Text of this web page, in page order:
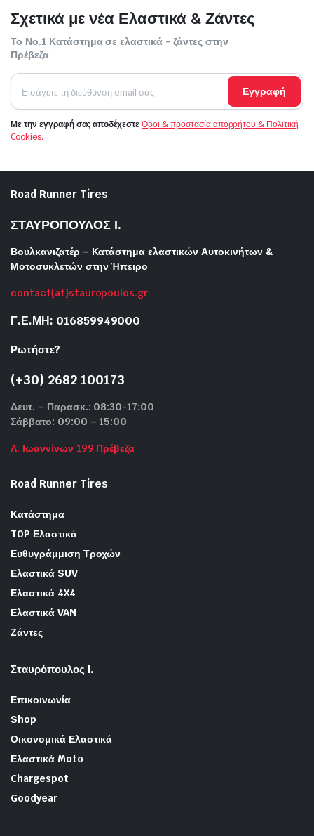
Σχετικά με νέα Ελαστικά & Ζάντες
Το Νο.1 Κατάστημα σε ελαστικά - ζάντες στην
Πρέβεζα
Εγγραφή
Με την εγγραφή σας αποδέχεστεΌροι & προστασία απορρήτου & Πολιτική
Cookies.
Road Runner Tires
ΣΤΑΥΡΟΠΟΥΛΟΣ Ι.
Βουλκανιζατέρ – Κατάστημα ελαστικών Αυτοκινήτων &
Μοτοσυκλετών στην Ήπειρο
contact{at}stauropoulos.gr
Γ.Ε.ΜΗ: 016859949000
Ρωτήστε?
(+30) 2682 100173
Δευτ. – Παρασκ.: 08:30-17:00
Σάββατο: 09:00 – 15:00
Λ. Ιωαννίνων 199 Πρέβεζα
Road Runner Tires
Κατάστημα
TOP Ελαστικά
Ευθυγράμμιση Τροχών
Ελαστικά SUV
Ελαστικά 4X4
Ελαστικά VAN
Ζάντες
Σταυρόπουλος Ι.
Επικοινωνία
Shop
Οικονομικά Ελαστικά
Ελαστικά Moto
Chargespot
Goodyear